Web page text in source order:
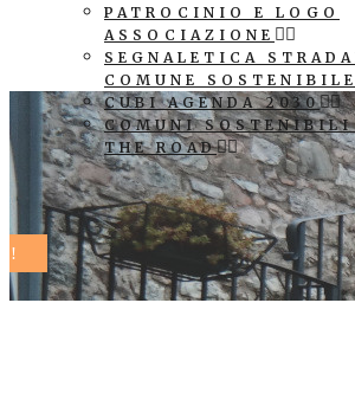
PATROCINIO E LOGO
ASSOCIAZIONE
SEGNALETICA
COMUNE SOSTENIBILE
CUBI AGENDA 2030
COMUNI SOSTENIBILI
THE ROAD